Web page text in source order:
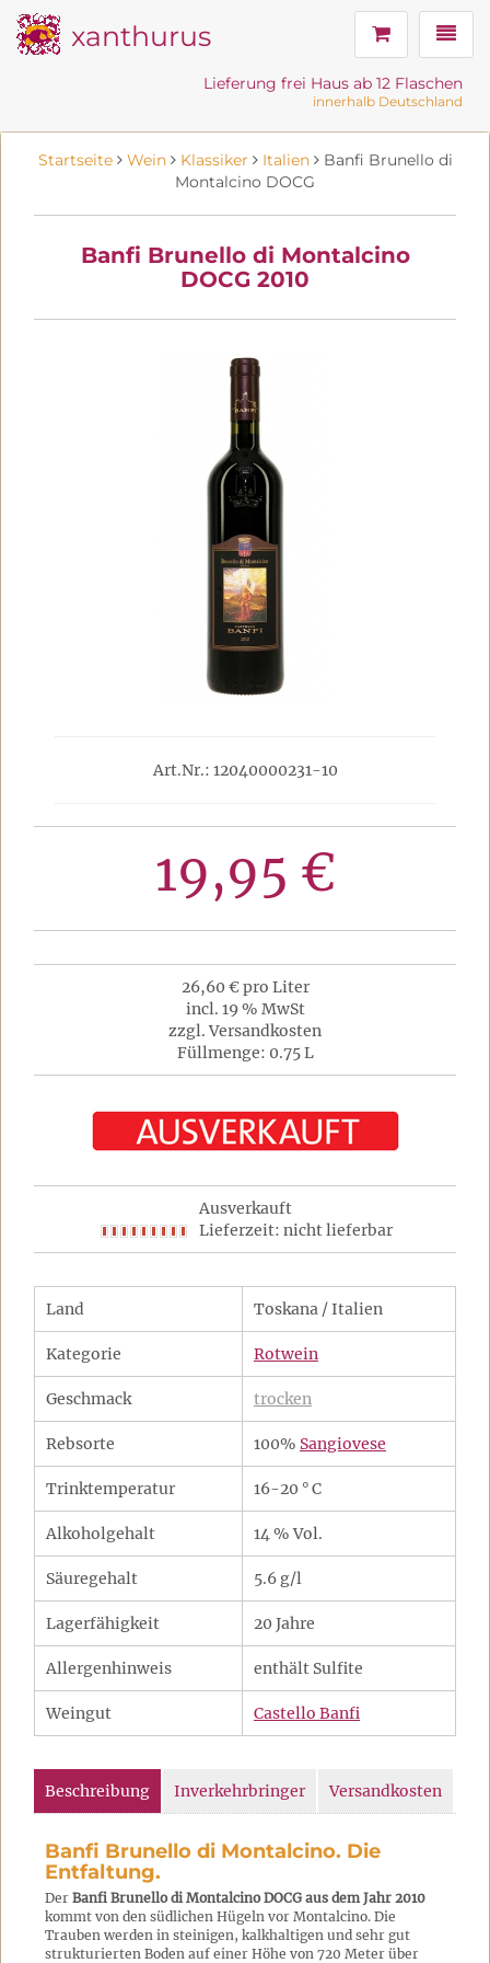
xanthurus
Lieferung frei Haus ab 12 Flaschen
innerhalb Deutschland
Startseite Wein Klassiker Italien Banfi Brunello di
Montalcino DOCG
Banfi Brunello di Montalcino
DOCG 2010
Art.Nr.: 12040000231-10
19,95 €
26,60 € pro Liter
incl. 19 % MwSt
zzgl. Versandkosten
Füllmenge: 0.75 L
Ausverkauft
Lieferzeit: nicht lieferbar
Land Toskana / Italien
Kategorie Rotwein
Geschmack trocken
Rebsorte 100% Sangiovese
Trinktemperatur 16-20 ° C
Alkoholgehalt 14 % Vol.
Säuregehalt 5.6 g/l
Lagerfähigkeit 20 Jahre
Allergenhinweis enthält Sulfite
Weingut Castello Banfi
Beschreibung Inverkehrbringer Versandkosten
Banfi Brunello di Montalcino. Die
Entfaltung.
Der Banfi Brunello di Montalcino DOCG aus dem Jahr 2010
kommt von den südlichen Hügeln vor Montalcino. Die
Trauben werden in steinigen, kalkhaltigen und sehr gut
strukturierten Boden auf einer Höhe von 720 Meter über